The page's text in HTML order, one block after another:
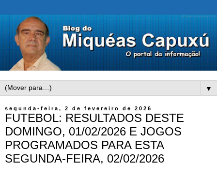
▼
segunda-feira, 2 de fevereiro de 2026
FUTEBOL: RESULTADOS DESTE
DOMINGO, 01/02/2026 E JOGOS
PROGRAMADOS PARA ESTA
SEGUNDA-FEIRA, 02/02/2026